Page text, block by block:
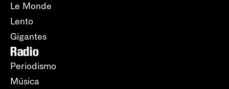
Le Monde
Lento
Gigantes
Radio
Periodismo
Música